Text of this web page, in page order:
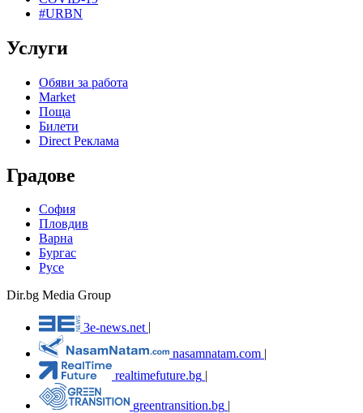
#URBN
Услуги
Обяви за работа
Market
Поща
Билети
Direct Реклама
Градове
София
Пловдив
Варна
Бургас
Русе
Dir.bg Media Group
3e-news.net
nasamnatam.com |
realtimefuture.bg |
greentransition.bg |